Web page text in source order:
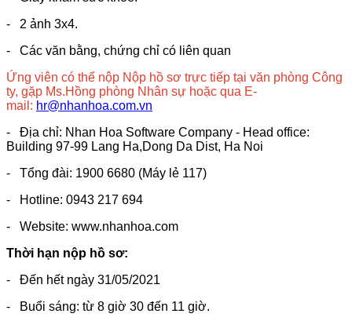
- 2 ảnh 3x4.
- Các văn bằng, chứng chỉ có liên quan
Ứng viên có thể nộp Nộp hồ sơ trực tiếp tại văn phòng Công
ty, gặp Ms.Hồng phòng Nhân sự hoặc qua E-
mail: hr@nhanhoa.com.vn
- Địa chỉ: Nhan Hoa Software Company - Head office:
Building 97-99 Lang Ha,Dong Da Dist, Ha Noi
- Tổng đài: 1900 6680 (Máy lẻ 117)
- Hotline: 0943 217 694
- Website: www.nhanhoa.com
Thời hạn nộp hồ sơ:
- Đến hết ngày 31/05/2021
- Buổi sáng: từ 8 giờ 30 đến 11 giờ.